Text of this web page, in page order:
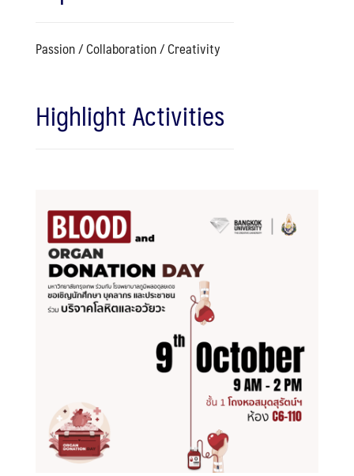
Search
Passion / Collaboration / Creativity
Highlight Activities